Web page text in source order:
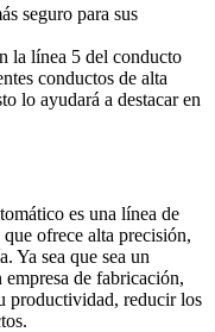
seguro para sus
la línea 5 del conducto
conductos de alta
lo ayudará a destacar en
es una línea de
ofrece alta precisión,
Ya sea que sea un
de fabricación,
productividad, reducir los